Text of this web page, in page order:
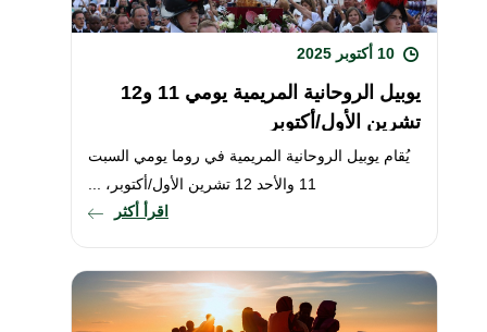
يوبيل الروحانية المريمية يومي 11 و12
تشرين الأول/أكتوبر
يُقام يوبيل الروحانية المريمية في روما يومي السبت
11 والأحد 12 تشرين الأول/أكتوبر، ...
اقرأ أكثر